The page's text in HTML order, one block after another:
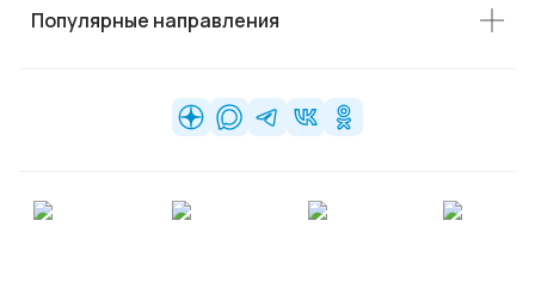
Популярные направления